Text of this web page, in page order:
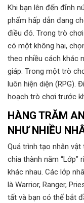
Khi bạn lên đến đỉnh
phẩm hấp dẫn đang
điều đó. Trong trò
có một không hai,
theo nhiều cách khác
giáp. Trong một trò
luôn hiện diện (RPG).
hoạch trò chơi trước
HÀNG TRĂM
NHƯ NHIỀU
Quá trình tạo nhân
chia thành năm
khác nhau. Các lớp
là Warrior, Ranger,
tất và bạn có thể bắt